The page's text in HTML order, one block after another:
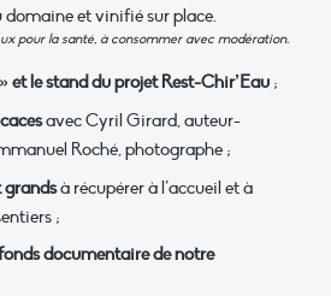
domaine et vinifié sur place.
pour la santé, à consommer avec modération.
et le stand du projet Rest-Chir’Eau ;
avec Cyril Girard, auteur-
Roché, photographe ;
grandsà récupérer à l’accueil et à
;
documentaire de notre